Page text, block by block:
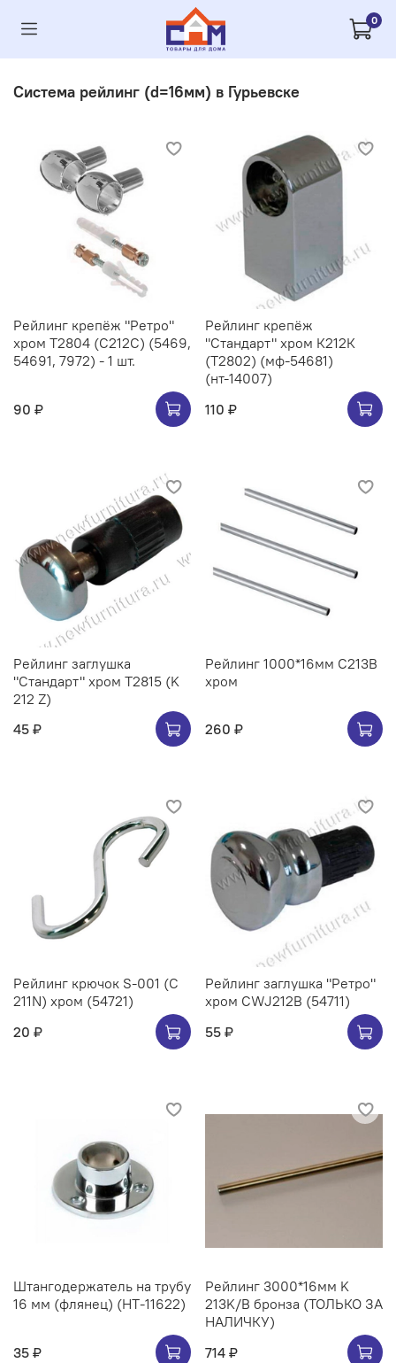
0
Система рейлинг (d=16мм) в Гурьевске
Рейлинг крепёж "Ретро"
хром Т2804 (С212C) (5469,
54691, 7972) - 1 шт.
90 ₽
Рейлинг крепёж
"Стандарт" хром К212К
(Т2802) (мф-54681)
(нт-14007)
110 ₽
Рейлинг заглушка
"Стандарт" хром Т2815 (K
212 Z)
45 ₽
Рейлинг 1000*16мм C213B
хром
260 ₽
Рейлинг крючок S-001 (C
211N) хром (54721)
20 ₽
Рейлинг заглушка "Ретро"
хром CWJ212B (54711)
55 ₽
Штангодержатель на трубу
16 мм (флянец) (НТ-11622)
35 ₽
Рейлинг 3000*16мм K
213K/B бронза (ТОЛЬКО ЗА
НАЛИЧКУ)
714 ₽